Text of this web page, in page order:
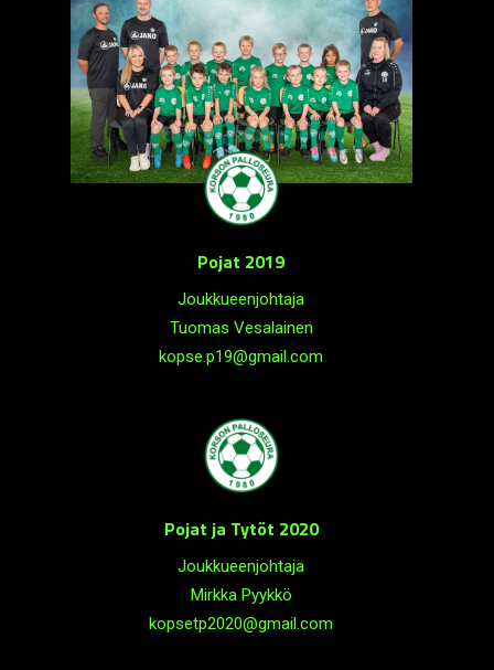
Pojat 2019
Joukkueenjohtaja
Tuomas Vesalainen
kopse.p19@gmail.com
Pojat ja Tytöt 2020
Joukkueenjohtaja
Mirkka Pyykkö
kopsetp2020@gmail.com